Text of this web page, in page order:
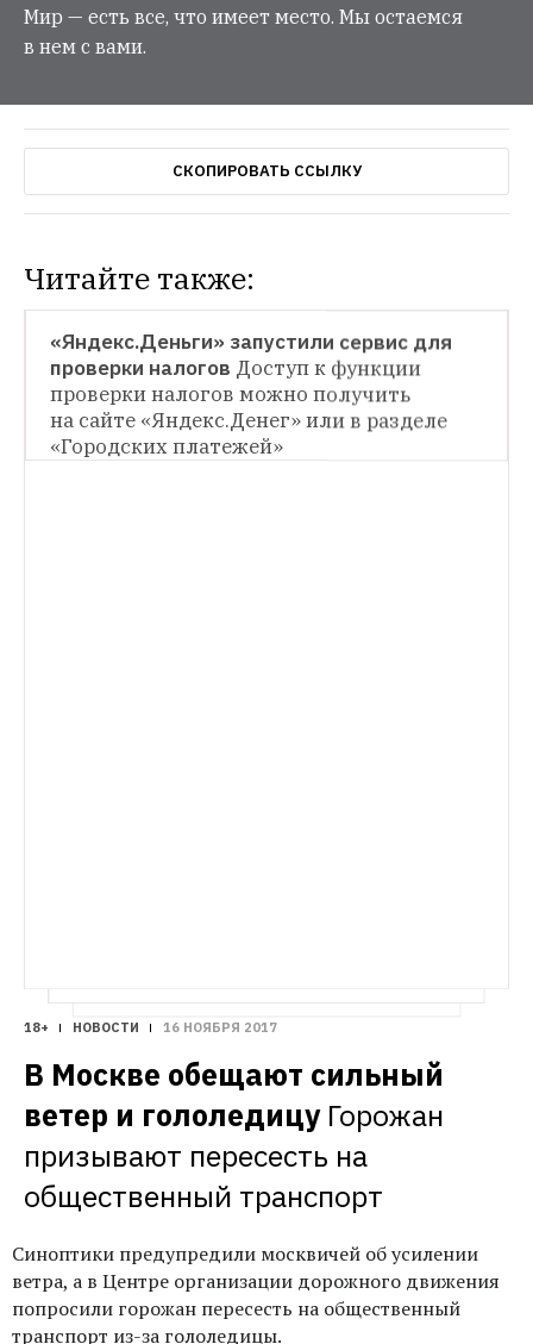
Мир — есть все, что имеет место. Мы остаемся
в нем с вами.
СКОПИРОВАТЬ ССЫЛКУ
Читайте также:
НОВОСТИ
Освободить иностранцев от налога при
покупке икры и водкиМинпромторг
предлагает скорректировать правила
НОВОСТИ
«Яндекс.Деньги» запустили сервис для
проверки налогов Доступ к функции
проверки налогов можно получить
на сайте «Яндекс.Денег» или в разделе
«Городских платежей»
18+ НОВОСТИ 16 НОЯБРЯ 2017
В Москве обещают сильный
ветер и гололедицу Горожан
призывают пересесть на
общественный транспорт
Синоптики предупредили москвичей об усилении
ветра, а в Центре организации дорожного движения
попросили горожан пересесть на общественный
транспорт из-за гололедицы.